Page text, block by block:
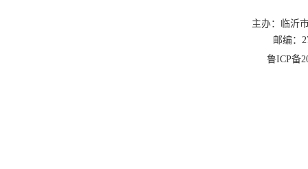
主办：临沂
邮编：
鲁ICP备